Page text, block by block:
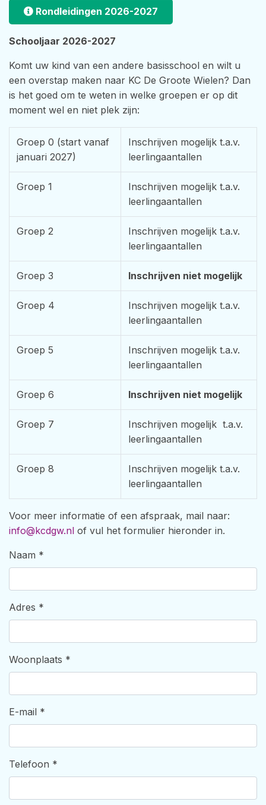
Rondleidingen 2026-2027
Schooljaar 2026-2027
Komt uw kind van een andere basisschool en wilt u
een overstap maken naar KC De Groote Wielen? Dan
is het goed om te weten in welke groepen er op dit
moment wel en niet plek zijn:
Groep 0 (start vanaf
januari 2027)
Inschrijven mogelijk t.a.v.
leerlingaantallen
Groep 1
Inschrijven mogelijk t.a.v.
leerlingaantallen
Groep 2
Inschrijven mogelijk t.a.v.
leerlingaantallen
Groep 3 Inschrijven niet mogelijk
Groep 4
Inschrijven mogelijk t.a.v.
leerlingaantallen
Groep 5
Inschrijven mogelijk t.a.v.
leerlingaantallen
Groep 6 Inschrijven niet mogelijk
Groep 7
Inschrijven mogelijk t.a.v.
leerlingaantallen
Groep 8
Inschrijven mogelijk t.a.v.
leerlingaantallen
Voor meer informatie of een afspraak, mail naar:
info@kcdgw.nl of vul het formulier hieronder in.
Naam *
Adres *
Woonplaats *
E-mail *
Telefoon *